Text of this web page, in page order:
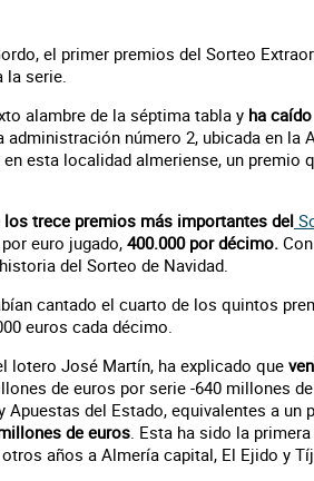
el primer premios del Sorteo
la serie.
alambre de la séptima tabla y ha caído
administración número 2, ubicada en la
esta localidad almeriense, un premio
los trece premios más importantes del
euro jugado, 400.000 por décimo.
del Sorteo de Navidad.
cantado el cuarto de los quintos
euros cada décimo.
lotero José Martín, ha explicado que
de euros por serie -640 millones
del Estado, equivalentes a un
de euros. Esta ha sido la
años a Almería capital, El Ejido y